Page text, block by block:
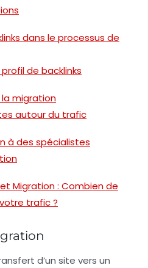
dans le processus de
de backlinks
la migration
autour du trafic
à des spécialistes
Migration : Combien de
trafic ?
d’un site vers un